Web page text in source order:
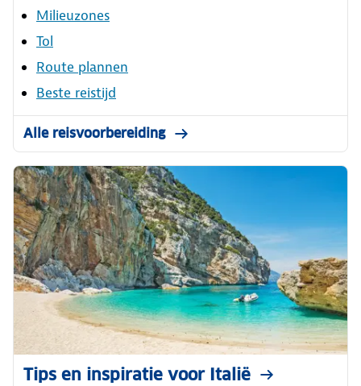
Milieuzones
Tol
Route plannen
Beste reistijd
Alle reisvoorbereiding
Tips en inspiratie voor Italië